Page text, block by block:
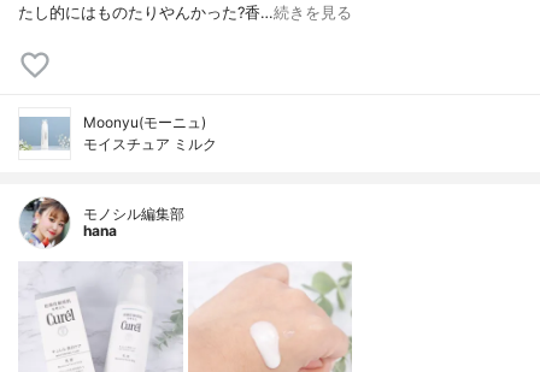
たし的にはものたりやんかった?香…続きを見る
Moonyu(モーニュ)
モイスチュア ミルク
モノシル編集部
hana